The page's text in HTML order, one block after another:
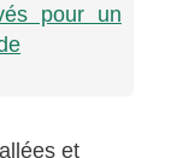
pour un
et